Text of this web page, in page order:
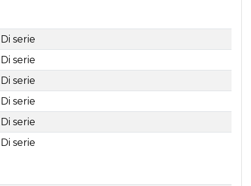
Di serie
Di serie
Di serie
Di serie
Di serie
Di serie